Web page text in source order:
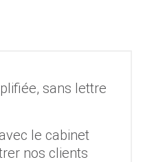
sans lettre
le cabinet
nos clients